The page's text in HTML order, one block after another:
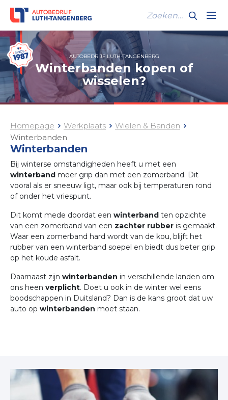
AUTOBEDRIJF LUTH-TANGENBERG
Winterbanden kopen of
wisselen?
Homepage Werkplaats
Wielen & Banden
Winterbanden
Winterbanden
Bij winterse omstandigheden heeft u met een
winterband meer grip dan met een zomerband. Dit
vooral als er sneeuw ligt, maar ook bij temperaturen rond
of onder het vriespunt.
Dit komt mede doordat een winterband ten opzichte
van een zomerband van een zachter rubber is gemaakt.
Waar een zomerband hard wordt van de kou, blijft het
rubber van een winterband soepel en biedt dus beter grip
op het koude asfalt.
Daarnaast zijn winterbanden in verschillende landen om
ons heen verplicht. Doet u ook in de winter wel eens
boodschappen in Duitsland? Dan is de kans groot dat uw
auto op winterbanden moet staan.